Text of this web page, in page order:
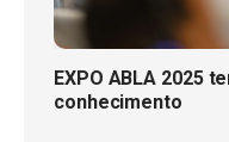
EXPO ABLA 2025
conhecimento